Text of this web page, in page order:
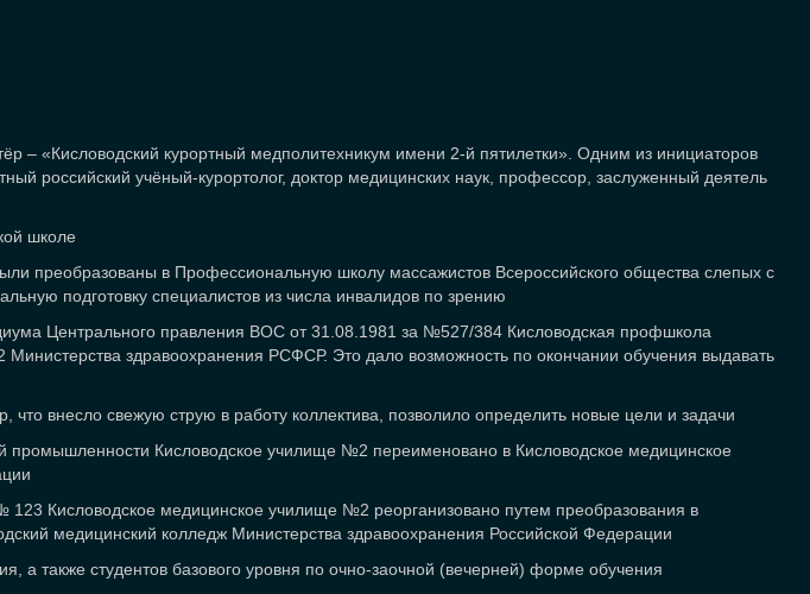
– «Кисловодский курортный медполитехникум имени 2-й пятилетки». Одним из инициаторов
российский учёный-курортолог, доктор медицинских наук, профессор, заслуженный деятель
школе
преобразованы в Профессиональную школу массажистов Всероссийского общества слепых с
подготовку специалистов из числа инвалидов по зрению
Центрального правления ВОС от 31.08.1981 за №527/384 Кисловодская профшкола
здравоохранения РСФСР. Это дало возможность по окончании обучения выдавать
внесло свежую струю в работу коллектива, позволило определить новые цели и задачи
промышленности Кисловодское училище №2 переименовано в Кисловодское медицинское
Кисловодское медицинское училище №2 реорганизовано путем преобразования в
медицинский колледж Министерства здравоохранения Российской Федерации
а также студентов базового уровня по очно-заочной (вечерней) форме обучения